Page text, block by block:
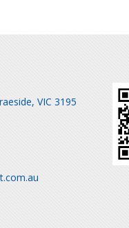
VIC 3195